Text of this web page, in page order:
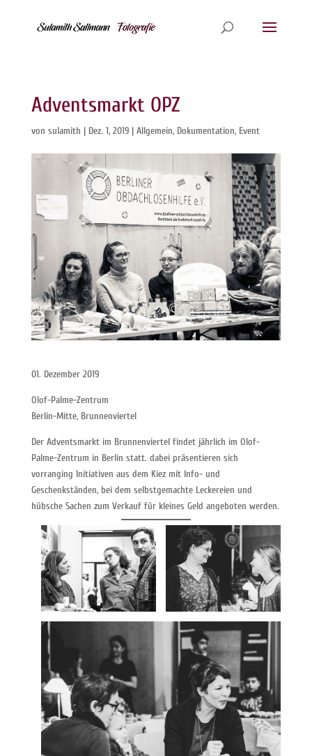
Adventsmarkt OPZ
von sulamith | Dez. 1, 2019| Allgemein, Dokumentation, Event
01. Dezember 2019
Olof-Palme-Zentrum
Berlin-Mitte, Brunnenviertel
Der Adventsmarkt im Brunnenviertel findet jährlich im Olof-
Palme-Zentrum in Berlin statt. dabei präsentieren sich
vorranging Initiativen aus dem Kiez mit Info- und
Geschenkständen, bei dem selbstgemachte Leckereien und
hübsche Sachen zum Verkauf für kleines Geld angeboten werden.